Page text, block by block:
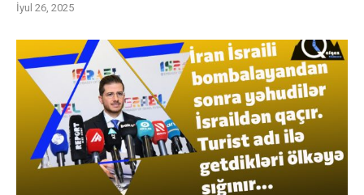
İyul 26, 2025